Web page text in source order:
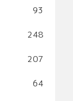
93
248
207
64